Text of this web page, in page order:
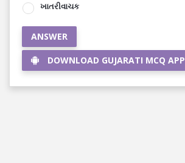
ખાતરીવાચક
ANSWER
DOWNLOAD GUJARATI MCQ APP